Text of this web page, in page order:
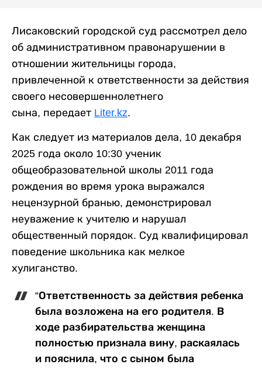
Лисаковский городской суд рассмотрел дело
об административном правонарушении в
отношении жительницы города,
привлеченной к ответственности за действия
своего несовершеннолетнего
сына, передает Liter.kz.
Как следует из материалов дела, 10 декабря
2025 года около 10:30 ученик
общеобразовательной школы 2011 года
рождения во время урока выражался
нецензурной бранью, демонстрировал
неуважение к учителю и нарушал
общественный порядок. Суд квалифицировал
поведение школьника как мелкое
хулиганство.
“Ответственность за действия ребенка
была возложена на его родителя. В
ходе разбирательства женщина
полностью признала вину, раскаялась
и пояснила, что с сыном была